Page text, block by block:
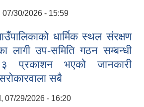
07/30/2026 - 15:59
सूचना - भूमि प्रशासन कार्यालय, मौलापुर, रौतहट
सबै
धार्मिक स्थल संरक्षण
लागी उप-समिति गठन सम्बन्धी
प्रकाशन भएको जानकारी
सबै
07/29/2026 - 16:20